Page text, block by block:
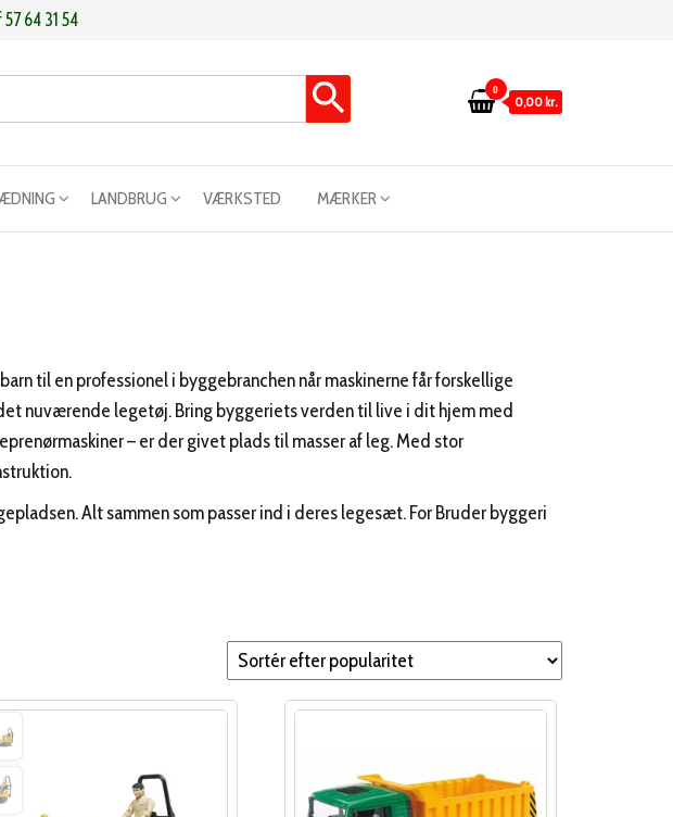
64 31 54
0
0,00 kr.
LANDBRUG VÆRKSTED MÆRKER
til en professionel i byggebranchen når maskinerne får forskellige
nuværende legetøj. Bring byggeriets verden til live i dit hjem med
– er der givet plads til masser af leg. Med stor
Alt sammen som passer ind i deres legesæt. For Bruder byggeri